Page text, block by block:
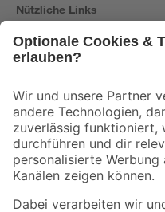
Nützliche Links
Der toom Newsletter: Keine
Zur Newsletter
Folge uns